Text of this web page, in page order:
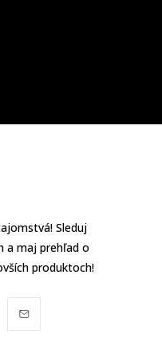
Sleduj
a maj prehľad o
produktoch!